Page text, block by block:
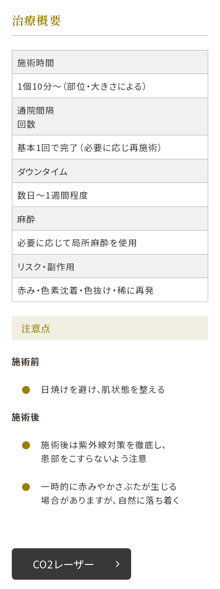
治療概要
施術時間
1個10分～（部位・大きさによる）
通院間隔
回数
基本1回で完了（必要に応じ再施術）
ダウンタイム
数日～1週間程度
麻酔
必要に応じて局所麻酔を使用
リスク・副作用
赤み・色素沈着・色抜け・稀に再発
注意点
施術前
日焼けを避け、肌状態を整える
施術後
施術後は紫外線対策を徹底し、
患部をこすらないよう注意
一時的に赤みやかさぶたが生じる
場合がありますが、自然に落ち着く
CO2レーザー